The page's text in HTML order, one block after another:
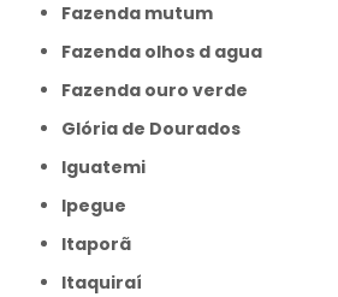
Fazenda mutum
Fazenda olhos d agua
Fazenda ouro verde
Glória de Dourados
Iguatemi
Ipegue
Itaporã
Itaquiraí